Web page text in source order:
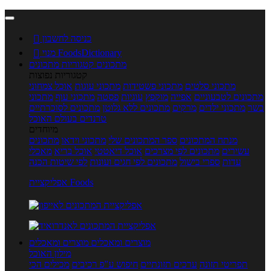
 כניסה לחשבון

מנוי FoodsDictionary
מתכונים קטגוריות מתכונים
קטגוריות נפוצות
מתכוני סלטים מתכוני פשטידות מתכוני עוגות אוכל צמחוני
מתכונים לטבעוניים אפייה מוקפץ עוגיות פסטה מתכוני עוף מתכוני
בשר מתכוני ילדים מרקים מתכונים ללא גלוטן מתכונים לסוכרתיים
טרנדים בעולם האוכל
מיוחדים
מנתח המתכונים ספר המתכונים שלי מתכוני וידאו מתכונים
עשירים מתכונים לפי מצרכים אוכל דיאטטי אוכל בריא מאכלי
עדות ספרי בישול מתכונים לפי חגים ועונות לפי שיטות הכנה
אפליקציית Foods
מוצרים ומאכלים מוצרים ומאכלים
מילון האוכל
תפריטי תזונה ערכים תזונתיים חיפוש ע"פ רכיבים מכילים הכי